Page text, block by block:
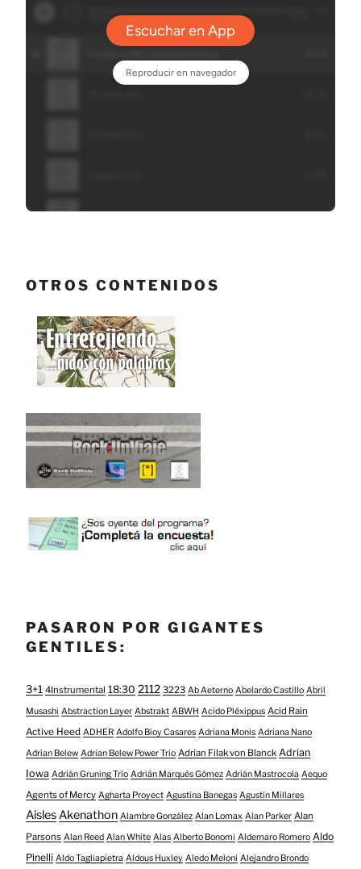
OTROS CONTENIDOS
PASARON POR GIGANTES
GENTILES:
3+1 4Instrumental 18:30 2112 3223 Ab Aeterno Abelardo Castillo Abril
Musashi Abstraction Layer Abstrakt ABWH Acido Pléxippus Acid Rain
Active Heed ADHER Adolfo Bioy Casares Adriana Monis Adriana Nano
Adrian Belew Adrian Belew Power Trio Adrian Filak von Blanck Adrian
Iowa Adrián Gruning Trío Adrián Marqués Gómez Adrián Mastrocola Aequo
Agents of Mercy Agharta Proyect Agustina Banegas Agustín Millares
Aisles Akenathon Alambre González Alan Lomax Alan Parker Alan
Parsons Alan Reed Alan White Alas Alberto Bonomi Aldemaro Romero Aldo
Pinelli Aldo Tagliapietra Aldous Huxley Aledo Meloni Alejandro Brondo